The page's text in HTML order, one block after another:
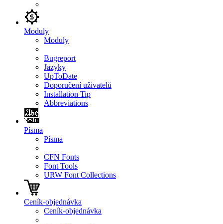
Moduly
Moduly
Bugreport
Jazyky
UpToDate
Doporučení uživatelů
Installation Tip
Abbreviations
Písma
Písma
CFN Fonts
Font Tools
URW Font Collections
Ceník-objednávka
Ceník-objednávka